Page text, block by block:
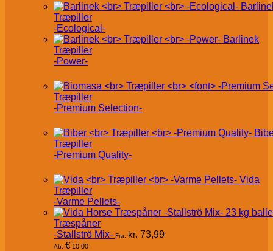
Træpiller
-Ecological-
Barlinek
Træpiller
-Power-
Træpiller
-Premium Selection-
Træpiller
-Premium Quality-
Vida
Træpiller
-Varme Pellets-
Træspåner
-Stallströ Mix- Fra: kr. 73,99
Ab: € 10,00